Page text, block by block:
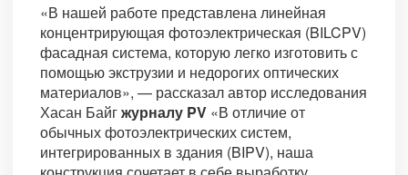
«В нашей работе представлена линейная
концентрирующая фотоэлектрическая (BILCPV)
фасадная система, которую легко изготовить с
помощью экструзии и недорогих оптических
материалов», — рассказал автор исследования
Хасан Байгжурналу PV «В отличие от
обычных фотоэлектрических систем,
интегрированных в здания (BIPV), наша